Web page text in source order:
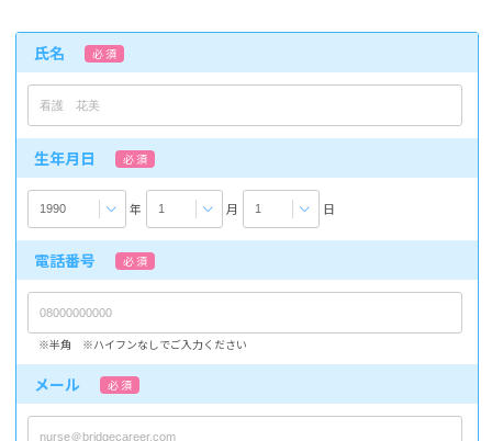
氏名 必 須
生年月日 必 須
年 月 日
電話番号 必 須
※半角 ※ハイフンなしでご入力ください
メール 必 須